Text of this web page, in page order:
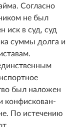
Согласно
не был
иск в суд, суд
суммы долга и
был наложен
конфискован-
По истечению